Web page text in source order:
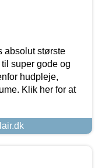
absolut største
super gode og
hudpleje,
Klik her for at